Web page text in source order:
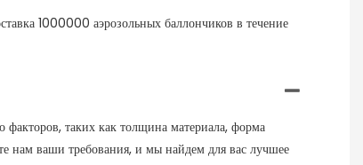
1000000 аэрозольных баллончиков в течение
таких как толщина материала, форма
нам ваши требования, и мы найдем для вас лучшее